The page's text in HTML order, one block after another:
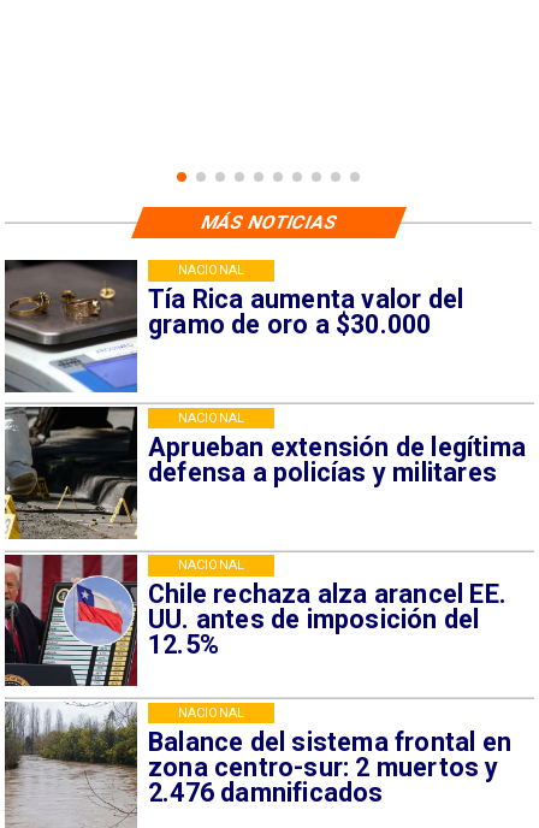
Tía Rica aumenta valor del
gramo de oro a $30.000
NACIONAL
Aprueban extensión de legítima
defensa a policías y militares
NACIONAL
Chile rechaza alza arancel EE.
UU. antes de imposición del
12.5%
NACIONAL
Balance del sistema frontal en
zona centro-sur: 2 muertos y
2.476 damnificados
NACIONAL
MÁS NOTICIAS